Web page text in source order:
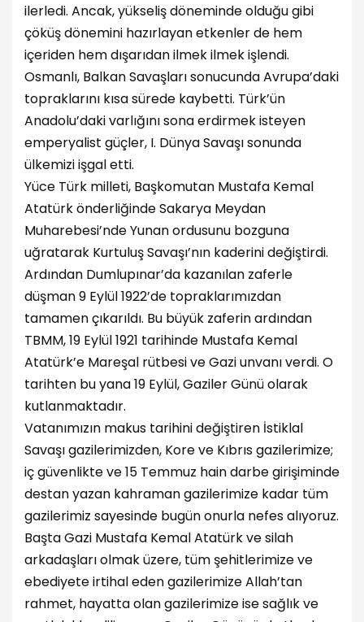
ilerledi. Ancak, yükseliş döneminde olduğu gibi
çöküş dönemini hazırlayan etkenler de hem
içeriden hem dışarıdan ilmek ilmek işlendi.
Osmanlı, Balkan Savaşları sonucunda Avrupa’daki
topraklarını kısa sürede kaybetti. Türk’ün
Anadolu’daki varlığını sona erdirmek isteyen
emperyalist güçler, I. Dünya Savaşı sonunda
ülkemizi işgal etti.
Yüce Türk milleti, Başkomutan Mustafa Kemal
Atatürk önderliğinde Sakarya Meydan
Muharebesi’nde Yunan ordusunu bozguna
uğratarak Kurtuluş Savaşı’nın kaderini değiştirdi.
Ardından Dumlupınar’da kazanılan zaferle
düşman 9 Eylül 1922’de topraklarımızdan
tamamen çıkarıldı. Bu büyük zaferin ardından
TBMM, 19 Eylül 1921 tarihinde Mustafa Kemal
Atatürk’e Mareşal rütbesi ve Gazi unvanı verdi. O
tarihten bu yana 19 Eylül, Gaziler Günü olarak
kutlanmaktadır.
Vatanımızın makus tarihini değiştiren İstiklal
Savaşı gazilerimizden, Kore ve Kıbrıs gazilerimize;
iç güvenlikte ve 15 Temmuz hain darbe girişiminde
destan yazan kahraman gazilerimize kadar tüm
gazilerimiz sayesinde bugün onurla nefes alıyoruz.
Başta Gazi Mustafa Kemal Atatürk ve silah
arkadaşları olmak üzere, tüm şehitlerimize ve
ebediyete irtihal eden gazilerimize Allah’tan
rahmet, hayatta olan gazilerimize ise sağlık ve